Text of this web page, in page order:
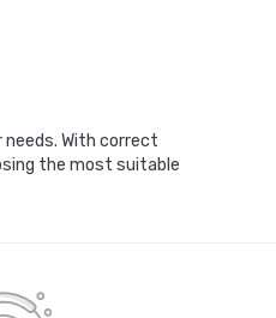
With correct
the most suitable